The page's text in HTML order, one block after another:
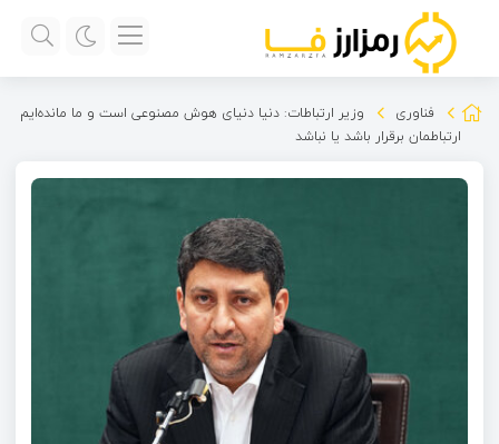
فناوری
وزیر ارتباطات: دنیا دنیای هوش مصنوعی است و ما مانده‌ایم
ارتباطمان برقرار باشد یا نباشد